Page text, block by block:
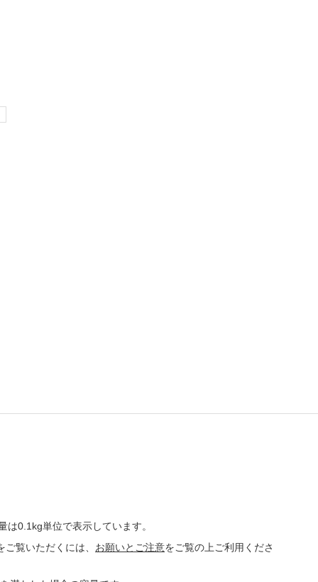
は0.1kg単位で表示しています。
覧いただくには、 お願いとご注意をご覧の上ご利用くださ